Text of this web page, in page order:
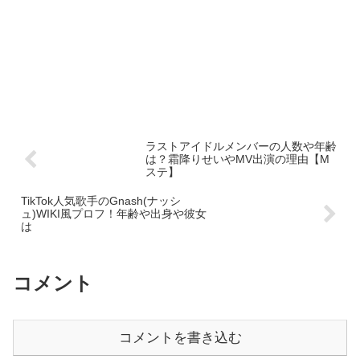
ラストアイドルメンバーの人数や年齢
は？霜降りせいやMV出演の理由【M
ステ】
TikTok人気歌手のGnash(ナッシ
ュ)WIKI風プロフ！年齢や出身や彼女
は
コメント
コメントを書き込む